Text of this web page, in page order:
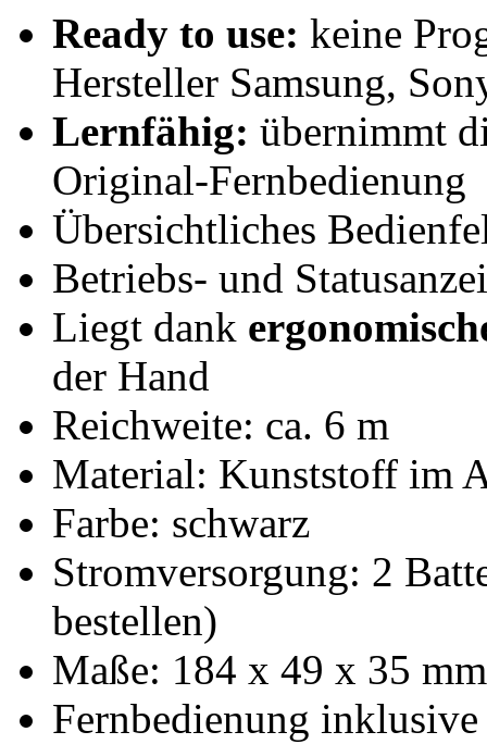
Ready to use: keine
Hersteller Samsung,
Lernfähig: übernimmt
Original-Fernbedienung
Übersichtliches
Betriebs- und
Liegt dank
der Hand
Reichweite: ca. 6 m
Material: Kunststoff im
Farbe: schwarz
Stromversorgung: 2
bestellen)
Maße: 184 x 49 x 35
Fernbedienung